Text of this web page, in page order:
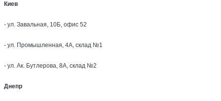
Киев
- ул. Завальная, 10Б, офис 52
- ул. Промышленная, 4А, склад №1
- ул. Ак. Бутлерова, 8А, склад №2
Днепр